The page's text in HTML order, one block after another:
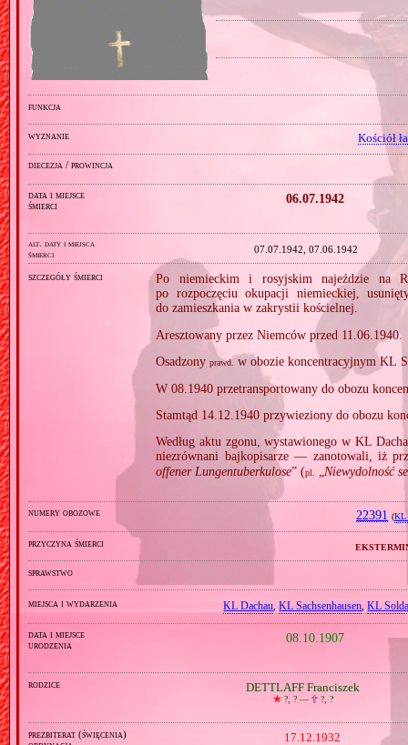
funkcja
wyznanie Kościół
diecezja / prowincja
data i miejsce
śmierci
06.07.1942
alt. daty i miejsca
śmierci
07.07.1942, 07.06.1942
szczegóły śmierci
Po niemieckim i rosyjskim najeździe na
po rozpoczęciu okupacji niemieckiej,
do zamieszkania w zakrystii kościelnej.
Aresztowany przez Niemców przed 11.06.1940.
Osadzonyprawd. w obozie koncentracyjnym KL
W 08.1940 przetransportowany do obozu
Stamtąd 14.12.1940 przywieziony do obozu
Według aktu zgonu, wystawionego w KL
niezrównani bajkopisarze — zanotowali, iż
offener Lungentuberkulose” (pl. „Niewydolność
numery obozowe 22391 (KL
przyczyna śmierci
sprawstwo
miejsca i wydarzenia KL Dachau,KL Sachsenhausen,KL
data i miejsce
urodzenia
08.10.1907
rodzice DETTLAFF Franciszek
🞲?, ? — 🕆?, ?
prezbiterat (święcenia)
17.12.1932